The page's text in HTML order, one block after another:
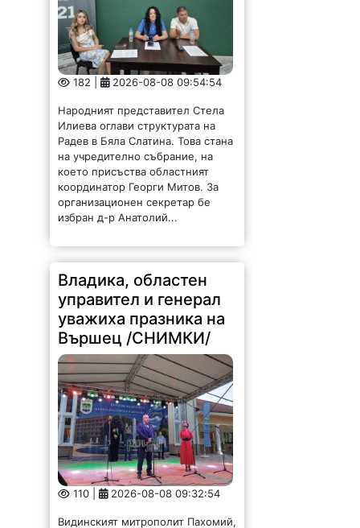
182 | 2026-08-08 09:54:54
Народният представител Стела
Илиева оглави структурата на
на учредително събрание, на
което присъства областният
координатор Георги Митов. За
организационен секретар бе
избран д-р Анатолий...
управител и генерал
уважиха празника на
Вършец /СНИМКИ/
110 | 2026-08-08 09:32:54
Видинският митрополит Пахомий,
генерал-лейтенант Явор Матеев-